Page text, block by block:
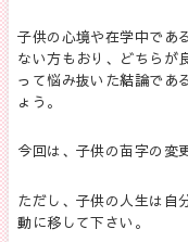
子供の心境や在学中であ
ない方もおり、どちらが
って悩み抜いた結論であ
ょう。
今回は、子供の苗字の変
ただし、子供の人生は自
動に移して下さい。